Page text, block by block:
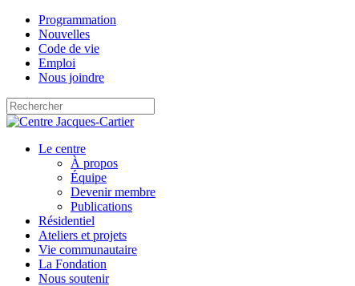
Programmation
Nouvelles
Code de vie
Emploi
Nous joindre
Le centre
À propos
Équipe
Devenir membre
Publications
Résidentiel
Ateliers et projets
Vie communautaire
La Fondation
Nous soutenir